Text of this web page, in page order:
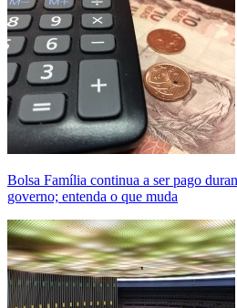
Bolsa Família continua a ser pago
governo; entenda o que muda